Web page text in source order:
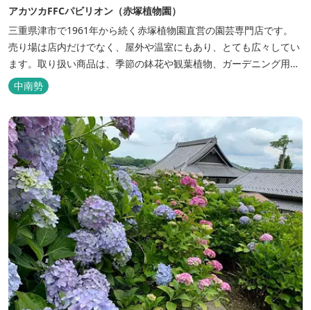
アカツカFFCパビリオン（赤塚植物園）
三重県津市で1961年から続く赤塚植物園直営の園芸専門店です。
売り場は店内だけでなく、屋外や温室にもあり、とても広々してい
ます。取り扱い商品は、季節の鉢花や観葉植物、ガーデニング用の
草花、花木、野菜苗、種など実にさまざま。人気のエアープランツ
や季節感あふれるギフト、かわいいグッズもあります。 植物の特性
に合わせてスタッフが育て方の相談に乗ってくれるため、初心者の
方も安心してガー...
中南勢